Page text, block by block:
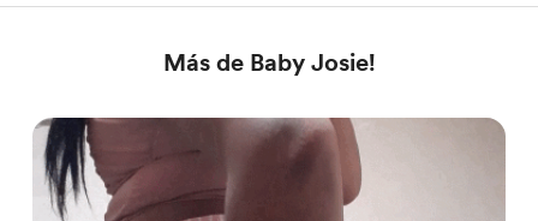
Más de Baby Josie!